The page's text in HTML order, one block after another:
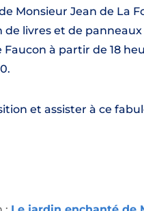
Monsieur Jean de La
livres et de
à partir de 18
et assister à ce